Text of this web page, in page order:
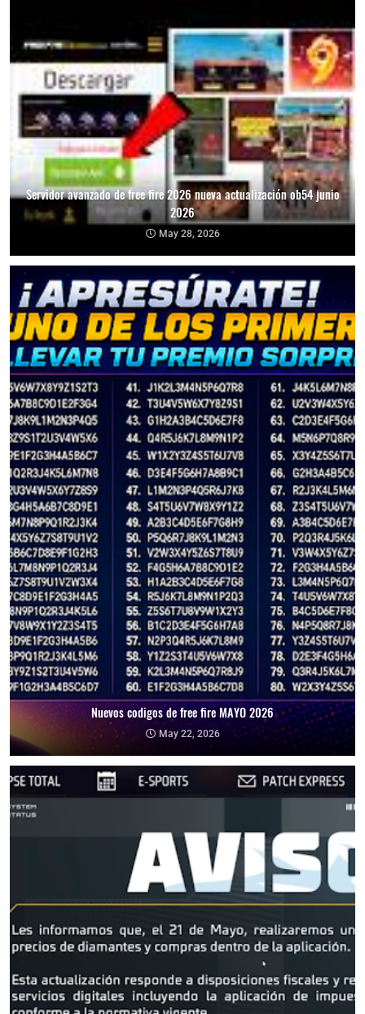
Servidor avanzado de free fire 2026 nueva actualización ob54 junio
2026
May 28, 2026
Nuevos codigos de free fire MAYO 2026
May 22, 2026